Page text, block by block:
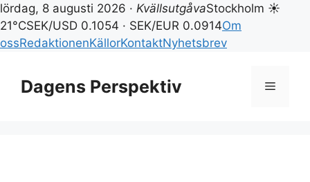
lördag, 8 augusti 2026 · KvällsutgåvaStockholm ☀
21°CSEK/USD 0.1054 · SEK/EUR 0.0914Om
ossRedaktionenKällorKontaktNyhetsbrev
innehållDagens Perspektiv Meny